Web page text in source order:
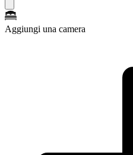
Aggiungi una camera